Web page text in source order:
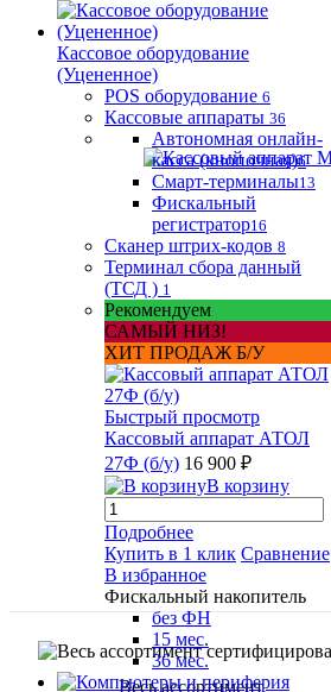
Кассовое оборудование
(Уцененное)
POS оборудование 6
Кассовые аппараты 36
Автономная онлайн-
касса (кнопочная)6
Смарт-терминалы13
Фискальный
регистратор16
Сканер штрих-кодов 8
Терминал сбора данный
(ТСД ) 1
Рекомендуем
САМЫЙ НИЗ!
ХИТ ПРОДАЖ Б/У
Быстрый просмотр
Кассовый аппарат АТОЛ
27Ф (б/у) 16 900 ₽
В корзину
Подробнее
Купить в 1 клик Сравнение
В избранное
Фискальный накопитель
без ФН
15 мес.
36 мес.
Весь ассортимент